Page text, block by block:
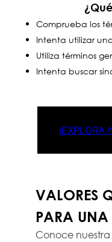
Comprueba los
Intenta utilizar
Utiliza términos
Intenta buscar
¡EXPLORA
VALORES
PARA
Conoce